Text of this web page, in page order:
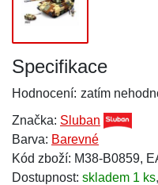
Specifikace
Hodnocení: zatím
Značka: Sluban
Barva: Barevné
Kód zboží: M38-B0859,
Dostupnost: skladem 1 ks,